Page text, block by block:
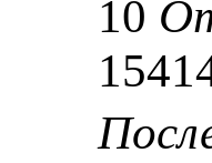
10